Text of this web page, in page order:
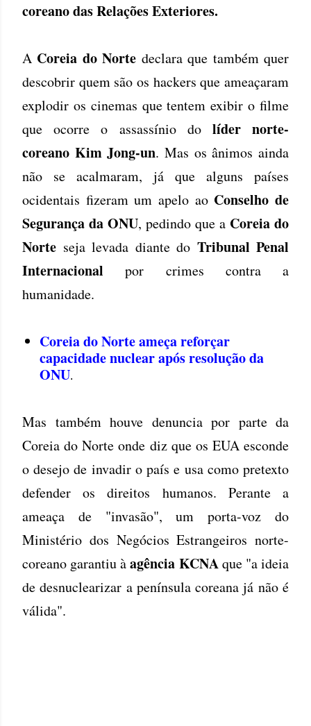
coreano das Relações Exteriores.
A Coreia do Norte declara que também quer
descobrir quem são os hackers que ameaçaram
explodir os cinemas que tentem exibir o filme
que ocorre o assassínio do líder norte-
coreano Kim Jong-un. Mas os ânimos ainda
não se acalmaram, já que alguns países
ocidentais fizeram um apelo ao Conselho de
Segurança da ONU, pedindo que a Coreia do
Norte seja levada diante do Tribunal Penal
Internacionalpor crimes contra a
humanidade.
Coreia do Norte ameça reforçar
capacidade nuclear após resolução da
ONU.
Mas também houve denuncia por parte da
Coreia do Norte onde diz que os EUA esconde
o desejo de invadir o país e usa como pretexto
defender os direitos humanos. Perante a
ameaça de "invasão", um porta-voz do
Ministério dos Negócios Estrangeiros norte-
coreano garantiu àagência KCNAque "a ideia
de desnuclearizar a península coreana já não é
válida".